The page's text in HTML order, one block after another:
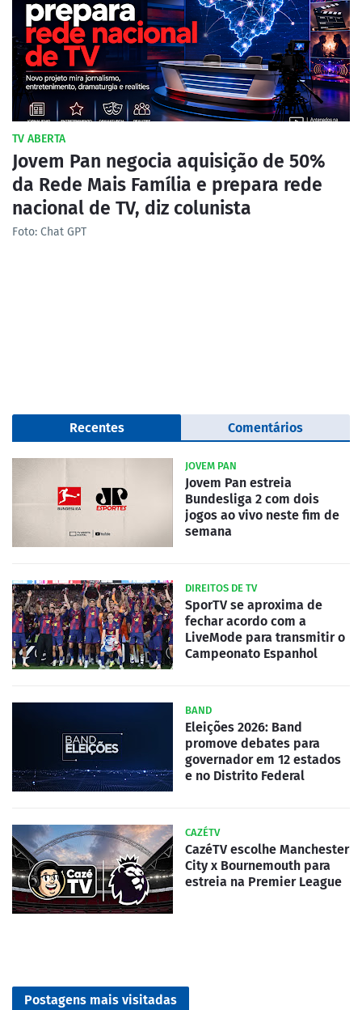
TV ABERTA
Jovem Pan negocia aquisição de 50%
da Rede Mais Família e prepara rede
nacional de TV, diz colunista
Foto: Chat GPT
Recentes Comentários
JOVEM PAN
Jovem Pan estreia
Bundesliga 2 com dois
jogos ao vivo neste fim de
semana
DIREITOS DE TV
SporTV se aproxima de
fechar acordo com a
LiveMode para transmitir o
Campeonato Espanhol
BAND
Eleições 2026: Band
promove debates para
governador em 12 estados
e no Distrito Federal
CAZÉTV
CazéTV escolhe Manchester
City x Bournemouth para
estreia na Premier League
Postagens mais visitadas